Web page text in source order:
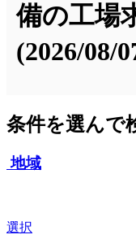
備の工場
(2026/08/
条件を選んで
地域
選択